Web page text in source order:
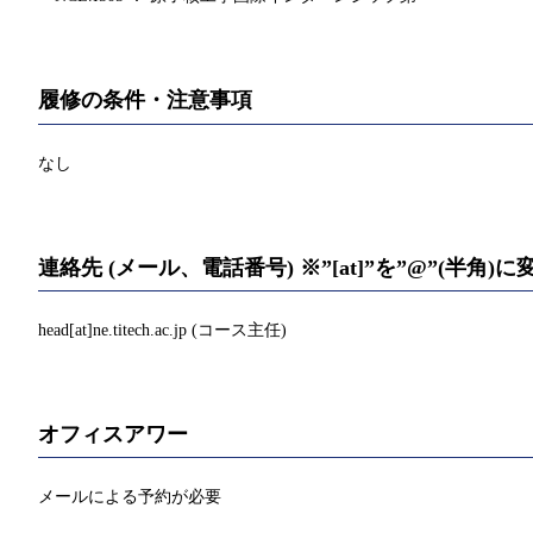
履修の条件・注意事項
なし
連絡先 (メール、電話番号) ※”[at]”を”@”(半角)に
head[at]ne.titech.ac.jp (コース主任)
オフィスアワー
メールによる予約が必要